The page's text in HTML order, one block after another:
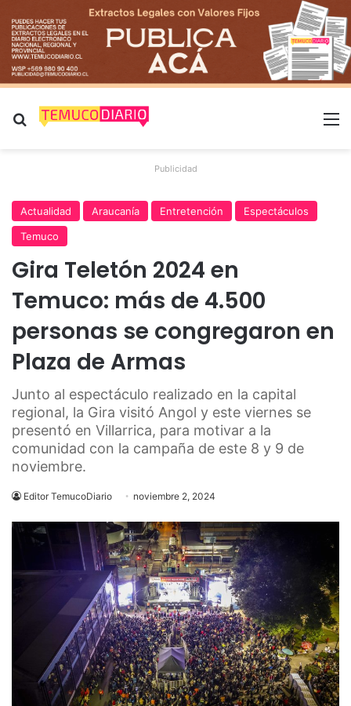
Buscar por
Publicidad
Actualidad Araucanía Entretención
Espectáculos
Temuco
Gira Teletón 2024 en
Temuco: más de 4.500
personas se congregaron en
Plaza de Armas
Junto al espectáculo realizado en la capital
regional, la Gira visitó Angol y este viernes se
presentó en Villarrica, para motivar a la
comunidad con la campaña de este 8 y 9 de
noviembre.
Editor TemucoDiario noviembre 2, 2024